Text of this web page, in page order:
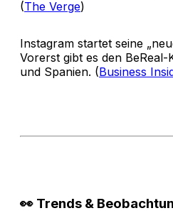
(The Verge)
Instagram startet seine
Vorerst gibt es den
und Spanien. (Business
👀 Trends &